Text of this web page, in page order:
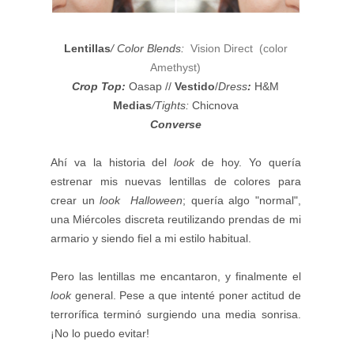
Lentillas/ Color Blends: Vision Direct (color
Amethyst)
Crop Top:Oasap //Vestido/Dress: H&M
Medias/Tights: Chicnova
Converse
Ahí va la historia dellookde hoy. Yo quería
estrenar mis nuevas lentillas de colores para
crear unlook Halloween; quería algo "normal",
una Miércoles discreta reutilizando prendas de mi
armario y siendo fiel a mi estilo habitual.
Pero las lentillas me encantaron, y finalmente el
look general. Pese a que intenté poner actitud de
terrorífica terminó surgiendo una media sonrisa.
¡No lo puedo evitar!